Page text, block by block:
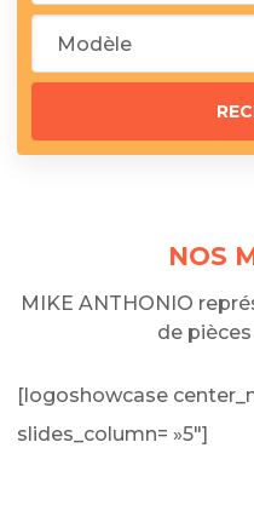
NOS
MIKE ANTHONIO
de
[logoshowcase
slides_column= »5″]